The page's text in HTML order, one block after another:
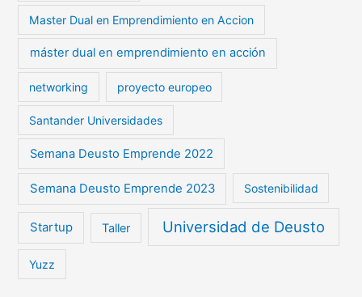
Master Dual en Emprendimiento en Accion
máster dual en emprendimiento en acción
networking proyecto europeo
Santander Universidades
Semana Deusto Emprende 2022
Semana Deusto Emprende 2023 Sostenibilidad
Startup Taller Universidad de Deusto
Yuzz